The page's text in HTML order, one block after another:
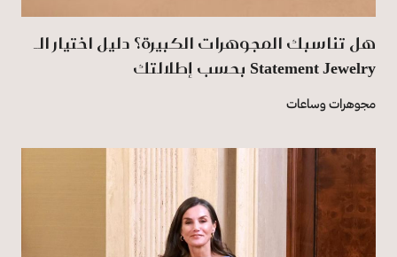
هل تناسبك المجوهرات الكبيرة؟ دليل اختيار الـ
Statement Jewelry بحسب إطلالتك
مجوهرات وساعات